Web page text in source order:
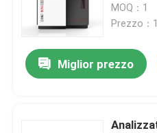
Chi siamo
Fatory Tour
MOQ：1
Prezzo：
Miglior prezzo